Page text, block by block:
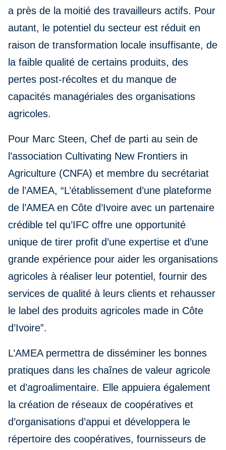
a près de la moitié des travailleurs actifs. Pour
autant, le potentiel du secteur est réduit en
raison de transformation locale insuffisante, de
la faible qualité de certains produits, des
pertes post-récoltes et du manque de
capacités managériales des organisations
agricoles.
Pour Marc Steen, Chef de parti au sein de
l’association Cultivating New Frontiers in
Agriculture (CNFA) et membre du secrétariat
de l’AMEA, “L’établissement d’une plateforme
de l’AMEA en Côte d’Ivoire avec un partenaire
crédible tel qu’IFC offre une opportunité
unique de tirer profit d’une expertise et d’une
grande expérience pour aider les organisations
agricoles à réaliser leur potentiel, fournir des
services de qualité à leurs clients et rehausser
le label des produits agricoles made in Côte
d’Ivoire”.
L’AMEA permettra de disséminer les bonnes
pratiques dans les chaînes de valeur agricole
et d’agroalimentaire. Elle appuiera également
la création de réseaux de coopératives et
d’organisations d’appui et développera le
répertoire des coopératives, fournisseurs de